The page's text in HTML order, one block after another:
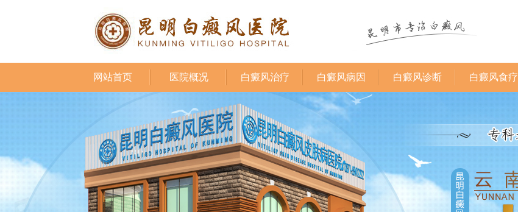
网站首页 医院概况 白癜风治疗 白癜风病因 白癜风诊断 白癜风食疗